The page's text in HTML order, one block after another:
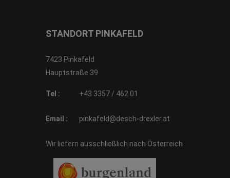
STANDORT PINKAFELD
7423 Pinkafeld
Hauptstraße 39
Tel : +43 3357 / 462 01
Email : pinkafeld@desch-drexler.at
Wir liefern ausschließlich nach Österreich